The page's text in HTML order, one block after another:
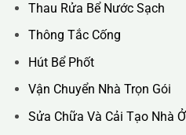
Đánh Bóng Và Phục Hồi Sàn
Giặt Thảm, Giặt Đệm, Giặt
Sục Rửa Đường Ống Nước
Thau Rửa Bể Nước Sạch
Thông Tắc Cống